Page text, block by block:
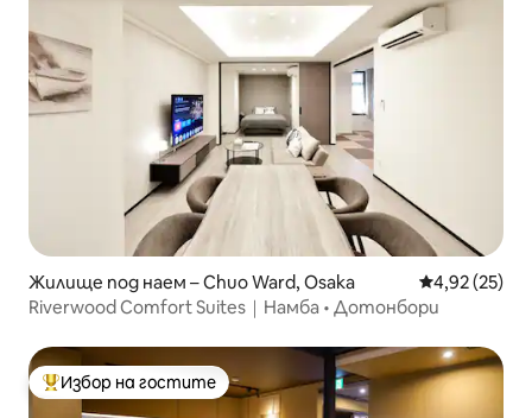
Жилище под наем – Chuo Ward, Osaka Средна
4,92 (25)
Riverwood Comfort Suites｜Намба • Дотонбори
Най-популярен избор на гостите
Избор на гостите